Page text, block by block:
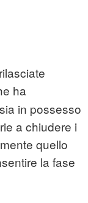
ha
in possesso
a chiudere i
quello
la fase